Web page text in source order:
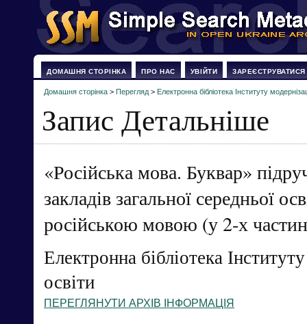
ДОМАШНЯ СТОРІНКА ПРО НАС УВІЙТИ ЗАРЕЄСТРУВАТИСЯ
Домашня сторінка > Перегляд > Електронна бібліотека Інституту
Запис Детальніше
«Російська мова. Буквар»
закладів загальної середньої
російською мовою (у 2-х
Електронна бібліотека
освіти
ПЕРЕГЛЯНУТИ АРХІВ ІНФОРМАЦІЯ